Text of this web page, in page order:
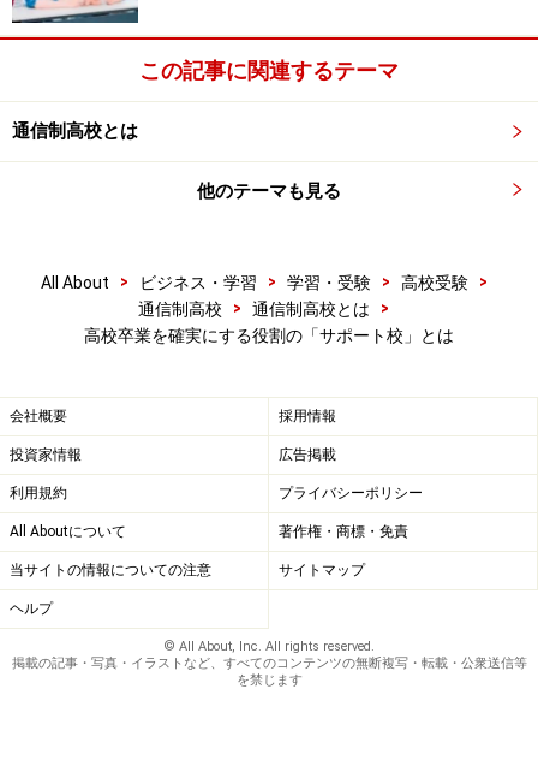
サポート校は通信制高校とダブルスクールで高校卒業をめざ
次のページでは、サポート校でどんな教育が行われてい
るのかを事例も交えて説明していきます。
1 /2 次のページへ
この記事に関連するテーマ
通信制高校とは
他のテーマも見る
All About > ビジネス・学習 > 学習・受験 > 高校受験
>
通信制高校
> 通信制高校とは
>
高校卒業を確実にする役割の「サポート校」とは
会社概要 採用情報
投資家情報 広告掲載
利用規約 プライバシーポリシー
All Aboutについて 著作権・商標・免責
当サイトの情報についての注意 サイトマップ
ヘルプ
© All About, Inc. All rights reserved.
掲載の記事・写真・イラストなど、すべてのコンテンツの無断複写・転載・公衆送信等
を禁じます